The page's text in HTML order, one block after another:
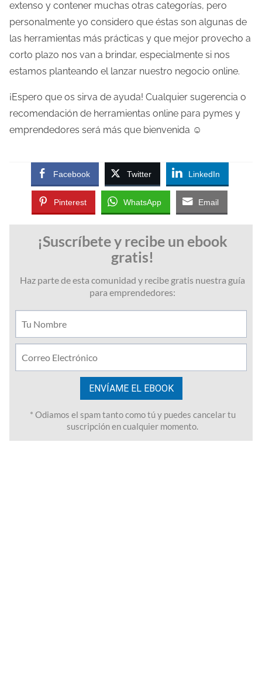
extenso y contener muchas otras categorías, pero
personalmente yo considero que éstas son algunas de
las herramientas más prácticas y que mejor provecho a
corto plazo nos van a brindar, especialmente si nos
estamos planteando el lanzar nuestro negocio online.
¡Espero que os sirva de ayuda! Cualquier sugerencia o
recomendación de herramientas online para pymes y
emprendedores será más que bienvenida ☺
Facebook Twitter LinkedIn
Pinterest WhatsApp Email